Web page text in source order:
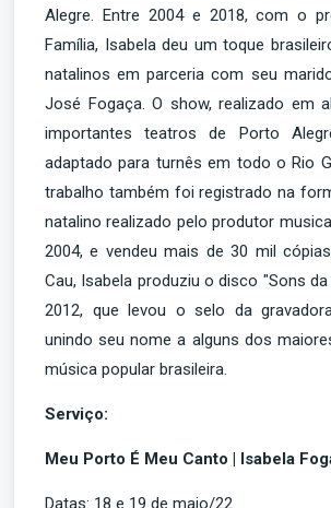
Alegre. Entre 2004 e 2018, com o
Família, Isabela deu um toque
natalinos em parceria com seu
José Fogaça. O show, realizado em
importantes teatros de Porto
adaptado para turnês em todo o Rio
trabalho também foi registrado na
natalino realizado pelo produtor
2004, e vendeu mais de 30 mil
Cau, Isabela produziu o disco "Sons
2012, que levou o selo da
unindo seu nome a alguns dos
música popular brasileira.
Serviço:
Meu Porto É Meu Canto | Isabela
Datas: 18 e 19 de maio/22